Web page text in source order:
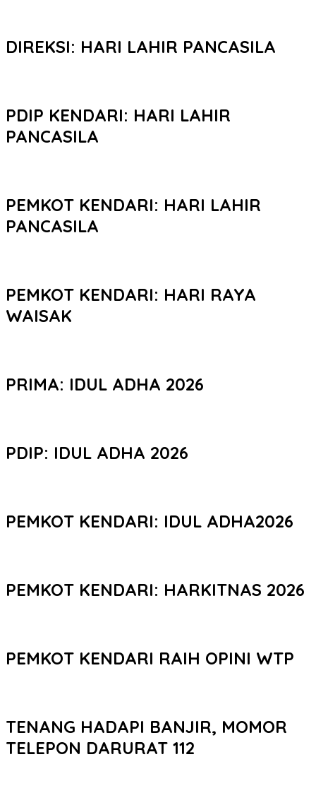
DIREKSI: HARI LAHIR PANCASILA
PDIP KENDARI: HARI LAHIR
PANCASILA
PEMKOT KENDARI: HARI LAHIR
PANCASILA
PEMKOT KENDARI: HARI RAYA
WAISAK
PRIMA: IDUL ADHA 2026
PDIP: IDUL ADHA 2026
PEMKOT KENDARI: IDUL ADHA2026
PEMKOT KENDARI: HARKITNAS 2026
PEMKOT KENDARI RAIH OPINI WTP
TENANG HADAPI BANJIR, MOMOR
TELEPON DARURAT 112